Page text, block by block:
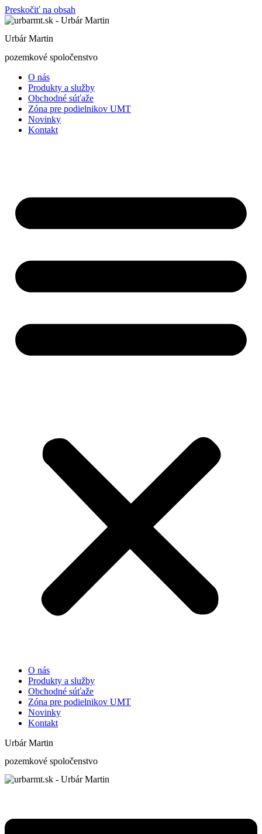
Preskočiť na obsah
Urbár Martin
pozemkové spoločenstvo
O nás
Produkty a služby
Obchodné súťaže
Zóna pre podielnikov UMT
Novinky
Kontakt
O nás
Produkty a služby
Obchodné súťaže
Zóna pre podielnikov UMT
Novinky
Kontakt
Urbár Martin
pozemkové spoločenstvo